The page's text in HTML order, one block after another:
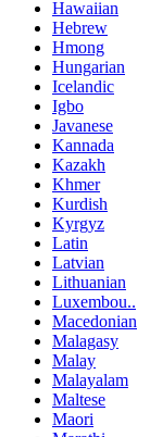
Hawaiian
Hebrew
Hmong
Hungarian
Icelandic
Igbo
Javanese
Kannada
Kazakh
Khmer
Kurdish
Kyrgyz
Latin
Latvian
Lithuanian
Luxembou..
Macedonian
Malagasy
Malay
Malayalam
Maltese
Maori